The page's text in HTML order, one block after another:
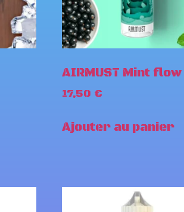
AIRMUST Mint flow
17,50 €
Ajouter au panier